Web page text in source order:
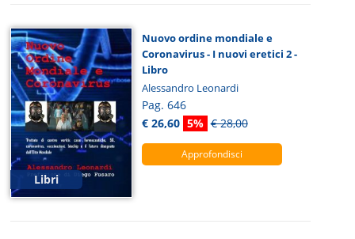
Libri
Nuovo ordine mondiale e
Coronavirus - I nuovi eretici 2 -
Libro
Alessandro Leonardi
Pag. 646
€ 26,60 5% € 28,00
Approfondisci